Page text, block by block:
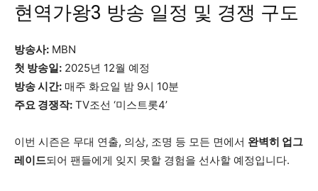
현역가왕3 방송 일정 및 경쟁 구도
방송사: MBN
첫 방송일: 2025년 12월 예정
방송 시간: 매주 화요일 밤 9시 10분
주요 경쟁작: TV조선 ‘미스트롯4’
이번 시즌은 무대 연출, 의상, 조명 등 모든 면에서 완벽히 업그
레이드되어 팬들에게 잊지 못할 경험을 선사할 예정입니다.